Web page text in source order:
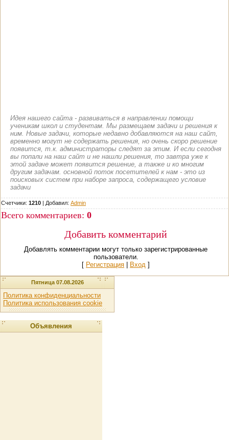
Идея нашего сайта - развиваться в направлении помощи
ученикам школ и студентам. Мы размещаем задачи и решения к
ним. Новые задачи, которые недавно добавляются на наш сайт,
временно могут не содержать решения, но очень скоро решение
появится, т.к. администраторы следят за этим. И если сегодня
вы попали на наш сайт и не нашли решения, то завтра уже к
этой задаче может появится решение, а также и ко многим
другим задачам. основной поток посетителей к нам - это из
поисковых систем при наборе запроса, содержащего условие
задачи
Счетчики: 1210 | Добавил: Admin
Всего комментариев: 0
Добавить комментарий
Добавлять комментарии могут только зарегистрированные
пользователи.
[ Регистрация Вход ]
Пятница 07.08.2026
Политика конфиденциальности
Политика использования cookie
Объявления